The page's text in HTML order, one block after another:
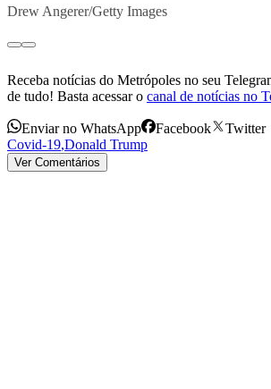
Drew Angerer/Getty Images
Receba notícias do Metrópoles no seu
de tudo! Basta acessar o canal de notícias no
Enviar no WhatsApp Facebook
Twitter
Covid-19,Donald Trump
Ver Comentários